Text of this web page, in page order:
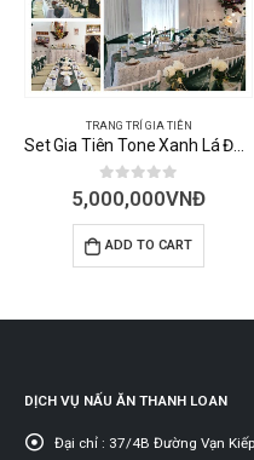
TRANG TRÍ GIA TIÊN
Set Gia Tiên Tone Vàng Đồng
0out of 5
4,000,000VNĐ
ADD TO CART
DỊCH VỤ NẤU ĂN THANH LOAN
Đại chỉ : 37/4B Đường Vạn